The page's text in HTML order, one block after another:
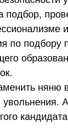
подбор,
по подбору
няню